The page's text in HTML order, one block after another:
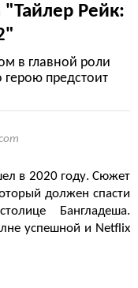
Рейк:
в главной роли
предстоит
в 2020 году. Сюжет
должен спасти
Бангладеша.
успешной и Netflix